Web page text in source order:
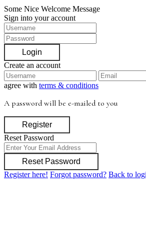
Some Nice Welcome Message
Sign into your account
Login
Create an account
agree with terms & conditions
A password will be e-mailed to you
Register
Reset Password
Reset Password
Register here! Forgot password? Back to